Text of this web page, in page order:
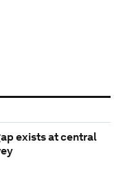
exists at central